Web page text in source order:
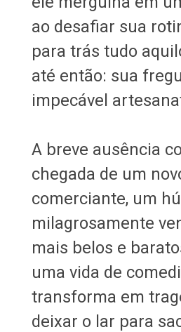
ao desafiar sua
para trás tudo
até então: sua
impecável
A breve ausência
chegada de um
comerciante, um
milagrosamente
mais belos e
uma vida de
transforma em
deixar o lar para